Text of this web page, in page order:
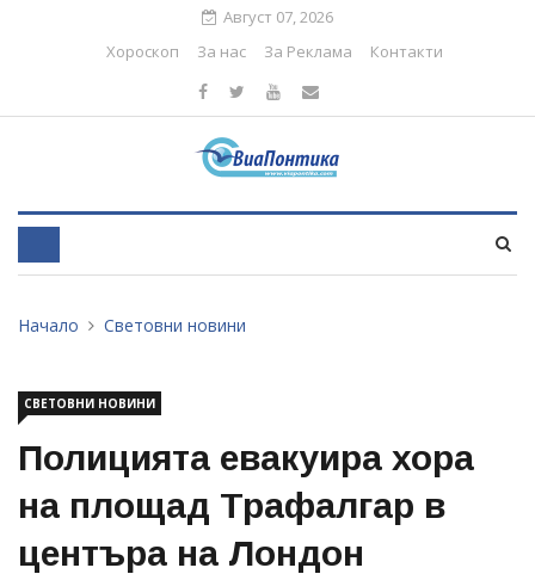
Август 07, 2026
Хороскоп
За нас За Реклама Контакти
Начало Световни новини
СВЕТОВНИ НОВИНИ
Полицията евакуира хора
на площад Трафалгар в
центъра на Лондон